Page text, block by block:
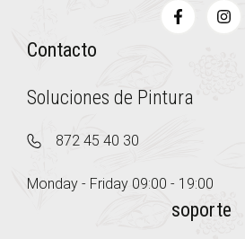
Contacto
Soluciones de Pintura
872 45 40 30
Monday - Friday 09:00 - 19:00
soporte